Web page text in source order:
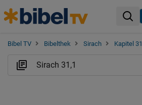
Bibel TV Bibelthek Sirach Kapitel 31